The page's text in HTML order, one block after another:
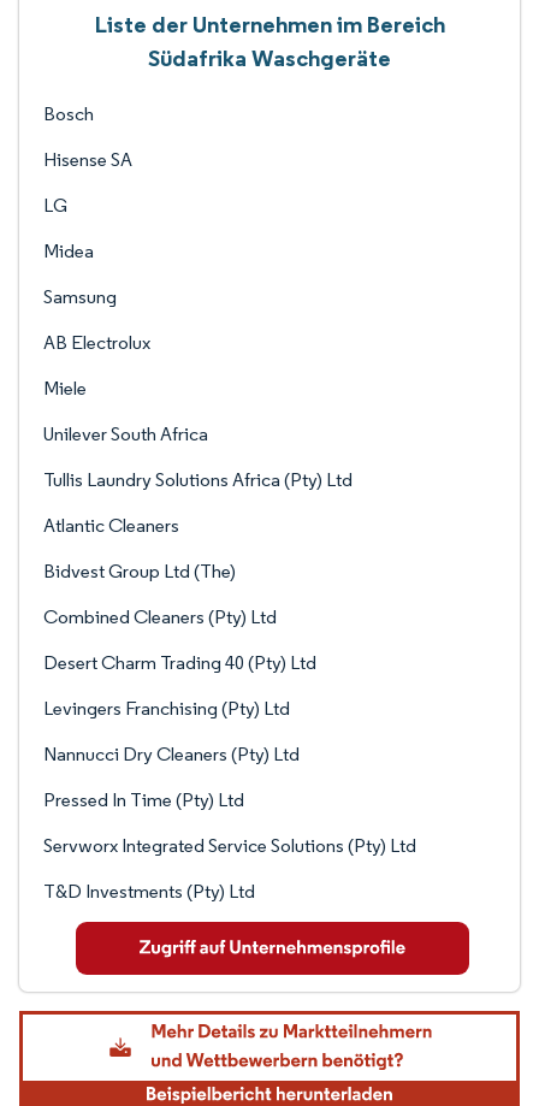
Liste der Unternehmen im Bereich
Südafrika Waschgeräte
Bosch
Hisense SA
LG
Midea
Samsung
AB Electrolux
Miele
Unilever South Africa
Tullis Laundry Solutions Africa (Pty) Ltd
Atlantic Cleaners
Bidvest Group Ltd (The)
Combined Cleaners (Pty) Ltd
Desert Charm Trading 40 (Pty) Ltd
Levingers Franchising (Pty) Ltd
Nannucci Dry Cleaners (Pty) Ltd
Pressed In Time (Pty) Ltd
Servworx Integrated Service Solutions (Pty) Ltd
T&D Investments (Pty) Ltd